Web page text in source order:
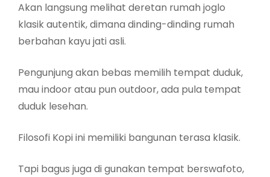
Akan langsung melihat deretan rumah joglo
klasik autentik, dimana dinding-dinding rumah
berbahan kayu jati asli.
Pengunjung akan bebas memilih tempat duduk,
mau indoor atau pun outdoor, ada pula tempat
duduk lesehan.
Filosofi Kopi ini memiliki bangunan terasa klasik.
Tapi bagus juga di gunakan tempat berswafoto,